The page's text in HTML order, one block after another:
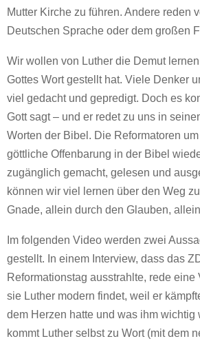
Mutter Kirche zu führen. Andere reden
Deutschen Sprache oder dem großen
Wir wollen von Luther die Demut
Gottes Wort gestellt hat. Viele Denker
viel gedacht und gepredigt. Doch es
Gott sagt – und er redet zu uns in
Worten der Bibel. Die Reformatoren
göttliche Offenbarung in der Bibel
zugänglich gemacht, gelesen und
können wir viel lernen über den Weg
Gnade, allein durch den Glauben,
Im folgenden Video werden zwei
gestellt. In einem Interview, dass das
Reformationstag ausstrahlte, rede
sie Luther modern findet, weil er
dem Herzen hatte und was ihm wichtig
kommt Luther selbst zu Wort (mit dem